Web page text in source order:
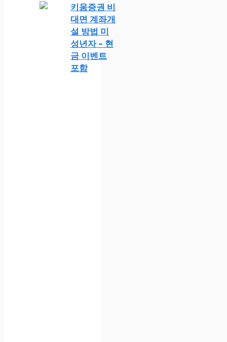
키움증권 비
대면 계좌개
설 방법 미
성년자 – 현
금 이벤트
포함